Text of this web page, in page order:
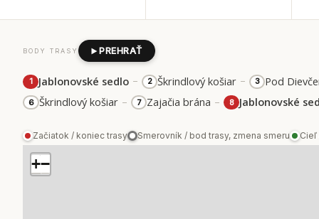
BODY TRASY PREHRAŤ
1 Jablonovské sedlo – 2 Škrindlový košiar – 3 Pod
6 Škrindlový košiar – 7 Zajačia brána – 8 Jablonovské
Začiatok / koniec trasy Smerovník / bod trasy, zmena smeru Cieľ
+−